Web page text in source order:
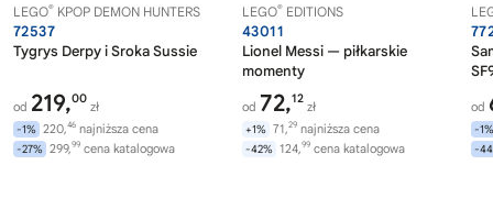
LEGO® KPOP DEMON HUNTERS
72537
Tygrys Derpy i Sroka Sussie
od 219,00
zł
-1% 220,46 najniższa cena
-27% 299,99 cena katalogowa
LEGO® EDITIONS
43011
Lionel Messi — piłkarskie
momenty
od 72,12
zł
+1% 71,29 najniższa cena
-42% 124,99 cena katalogowa
od
-1%
-